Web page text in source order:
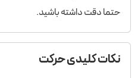
حتما دقت داشته باشید.
نکات کلیدی حرکت